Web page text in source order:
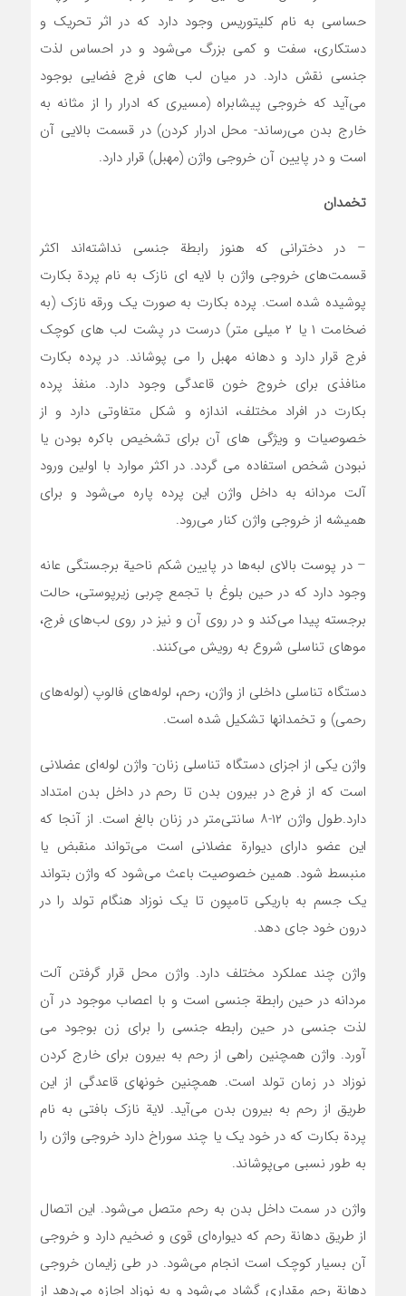
حساسی به نام کلیتوریس وجود دارد که در اثر تحریک و
دستکاری، سفت و کمی بزرگ می‌شود و در احساس لذت
جنسی نقش دارد. در میان لب ‌های فرج فضایی بوجود
می‌آید که خروجی پیشابراه (مسیری که ادرار را از مثانه به
خارج بدن می‌رساند- محل ادرار کردن) در قسمت بالایی آن
است و در پایین آن خروجی واژن (مهبل) قرار دارد.
تخمدان
– در دخترانی که هنوز رابطة جنسی نداشته‌اند اکثر
قسمت‌های خروجی واژن با لایه ای نازک به نام پردة بکارت
پوشیده شده است. پرده بکارت به صورت یک ورقه نازک (به
ضخامت ۱ یا ۲ میلی متر) درست در پشت لب های کوچک
فرج قرار دارد و دهانه مهبل را می پوشاند. در پرده بکارت
منافذی برای خروج خون قاعدگی وجود دارد. منفذ پرده
بکارت در افراد مختلف، اندازه و شکل متفاوتی دارد و از
خصوصیات و ویژگی های آن برای تشخیص باکره بودن یا
نبودن شخص استفاده می گردد. در اکثر موارد با اولین ورود
آلت مردانه به داخل واژن این پرده پاره می‌شود و برای
همیشه از خروجی واژن کنار می‌رود.
– در پوست بالای لبه‌ها در پایین شکم ناحیة برجستگی عانه
وجود دارد که در حین بلوغ با تجمع چربی زیرپوستی، حالت
برجسته پیدا می‌کند و در روی آن و نیز در روی لب‌های فرج،
موهای تناسلی شروع به رویش می‌کنند.
دستگاه تناسلی داخلی از واژن، رحم، لوله‌‌های فالوپ (لوله‌های
رحمی) و تخمدانها تشکیل شده است.
واژن یکی از اجزای دستگاه تناسلی زنان- واژن لوله‌ای عضلانی
است که از فرج در بیرون بدن تا رحم در داخل بدن امتداد
دارد.طول واژن ۱۲-۸ سانتی‌متر در زنان بالغ است. از آنجا که
این عضو دارای دیوارة عضلانی است می‌تواند منقبض یا
منبسط شود. همین خصوصیت باعث می‌شود که واژن بتواند
یک جسم به باریکی تامپون تا یک نوزاد هنگام تولد را در
درون خود جای دهد.
واژن چند عملکرد مختلف دارد. واژن محل قرار گرفتن آلت
مردانه در حین رابطة جنسی است و با اعصاب موجود در آن
لذت جنسی در حین رابطه جنسی را برای زن بوجود می
آورد. واژن همچنین راهی از رحم به بیرون برای خارج کردن
نوزاد در زمان تولد است. همچنین خونهای قاعدگی از این
طریق از رحم به بیرون بدن می‌آید. لایة نازک بافتی به نام
پردة بکارت که در خود یک یا چند سوراخ دارد خروجی واژن را
به طور نسبی می‌پوشاند.
واژن در سمت داخل بدن به رحم متصل می‌شود. این اتصال
از طریق دهانة رحم که دیواره‌ای قوی و ضخیم دارد و خروجی
آن بسیار کوچک است انجام می‌شود. در طی زایمان خروجی
دهانة رحم مقداری گشاد می‌شود و به نوزاد اجازه می‌دهد از